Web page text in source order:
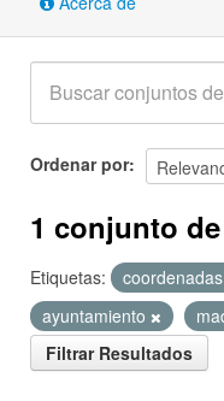
Ordenar por
1 conjunto
Etiquetas: coordenadas
ayuntamiento
Filtrar Resultados